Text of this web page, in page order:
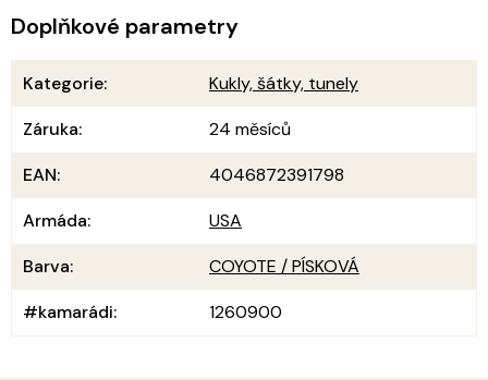
Doplňkové parametry
Kategorie:
Kukly, šátky, tunely
Záruka:
24 měsíců
EAN:
4046872391798
Armáda:
USA
Barva:
COYOTE / PÍSKOVÁ
#kamarádi: 1260900